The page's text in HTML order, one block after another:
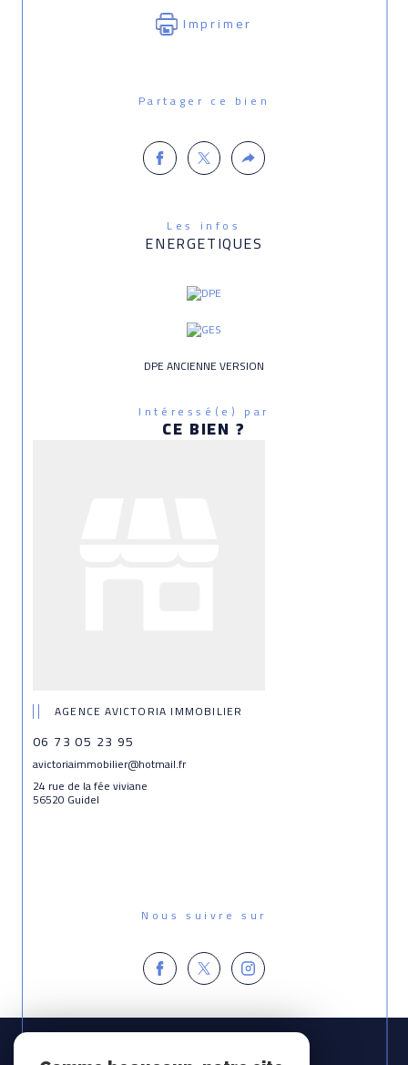
Imprimer
Partager ce bien
Les infos
ENERGETIQUES
DPE ANCIENNE VERSION
Intéressé(e) par
CE BIEN ?
AGENCE AVICTORIA IMMOBILIER
06 73 05 23 95
avictoriaimmobilier@hotmail.fr
24 rue de la fée viviane
56520 Guidel
Nous suivre sur
Espace
PROPRIÉTAIRE